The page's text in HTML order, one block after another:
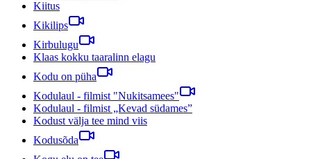
Kiitus
Kikilips
Kirbulugu
Klaas kokku taaralinn elagu
Kodu on püha
Kodulaul - filmist "Nukitsamees"
Kodulaul - filmist „Kevad südames”
Kodust välja tee mind viis
Kodusõda